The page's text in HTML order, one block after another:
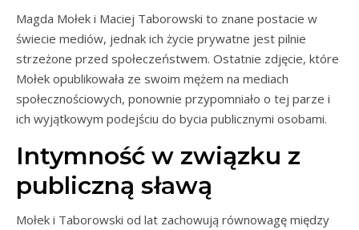
Magda Mołek i Maciej Taborowski to znane postacie w
świecie mediów, jednak ich życie prywatne jest pilnie
strzeżone przed społeczeństwem. Ostatnie zdjęcie, które
Mołek opublikowała ze swoim mężem na mediach
społecznościowych, ponownie przypomniało o tej parze i
ich wyjątkowym podejściu do bycia publicznymi osobami.
Intymność w związku z
publiczną sławą
Mołek i Taborowski od lat zachowują równowagę między